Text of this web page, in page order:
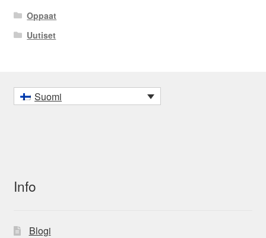
Oppaat
Uutiset
Suomi
Info
Blogi